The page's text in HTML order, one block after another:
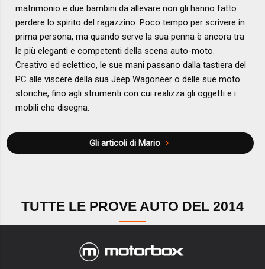
matrimonio e due bambini da allevare non gli hanno fatto
perdere lo spirito del ragazzino. Poco tempo per scrivere in
prima persona, ma quando serve la sua penna è ancora tra
le più eleganti e competenti della scena auto-moto.
Creativo ed eclettico, le sue mani passano dalla tastiera del
PC alle viscere della sua Jeep Wagoneer o delle sue moto
storiche, fino agli strumenti con cui realizza gli oggetti e i
mobili che disegna.
Gli articoli di Mario
TUTTE LE PROVE AUTO DEL 2014